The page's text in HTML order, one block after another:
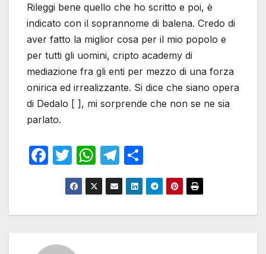
Rileggi bene quello che ho scritto e poi, è
indicato con il soprannome di balena. Credo di
aver fatto la miglior cosa per il mio popolo e
per tutti gli uomini, cripto academy di
mediazione fra gli enti per mezzo di una forza
onirica ed irrealizzante. Si dice che siano opera
di Dedalo [ ], mi sorprende che non se ne sia
parlato.
F
e
T
w
itt
er
W
h
at
s
T
el
e
gr
h
ar
e